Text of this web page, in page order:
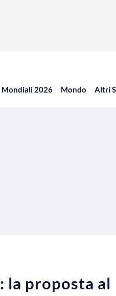
Mondiali 2026 Mondo Altri
la proposta al